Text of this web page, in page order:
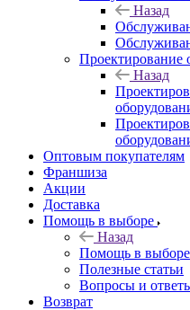
Назад
Проектирование
Назад
Оптовым покупателям
Франшиза
Акции
Доставка
Помощь в выборе
Назад
Помощь в выборе
Полезные статьи
Вопросы и
Возврат